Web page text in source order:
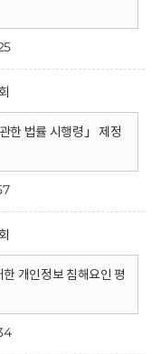
한 법률 시행령」 제정
개인정보 침해요인 평